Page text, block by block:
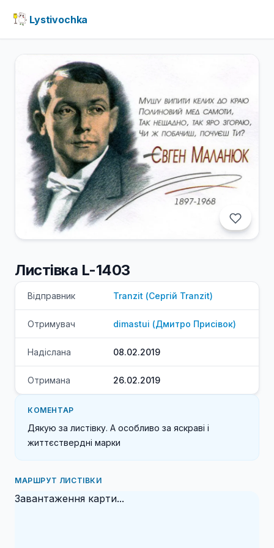
Lystivochka
Листівка L-1403
Відправник Tranzit (Сергій Tranzit)
Отримувач dimastui (Дмитро Присівок)
Надіслана 08.02.2019
Отримана 26.02.2019
КОМЕНТАР
Дякую за листівку. А особливо за яскраві і
життєствердні марки
МАРШРУТ ЛИСТІВКИ
Завантаження карти...